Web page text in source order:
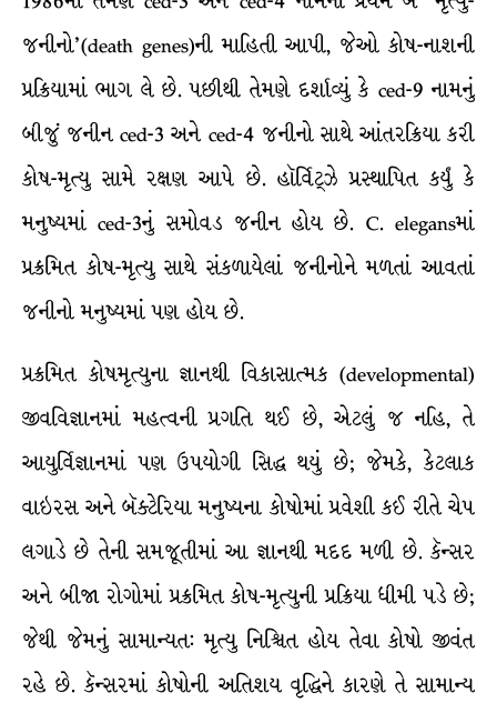
જનીનો’(death genes)ની માહિતી આપી, જેઓ કોષ-નાશની
પ્રક્રિયામાં ભાગ લે છે. પછીથી તેમણે દર્શાવ્યું કે ced-9 નામનું
બીજું જનીન ced-3 અને ced-4 જનીનો સાથે આંતરક્રિયા કરી
કોષ-મૃત્યુ સામે રક્ષણ આપે છે. હૉર્વિટ્ઝે પ્રસ્થાપિત કર્યું કે
મનુષ્યમાં ced-3નું સમોવડ જનીન હોય છે. C. elegansમાં
પ્રક્રમિત કોષ-મૃત્યુ સાથે સંકળાયેલાં જનીનોને મળતાં આવતાં
જનીનો મનુષ્યમાં પણ હોય છે.
પ્રક્રમિત કોષમૃત્યુના જ્ઞાનથી વિકાસાત્મક (developmental)
જીવવિજ્ઞાનમાં મહત્વની પ્રગતિ થઈ છે, એટલું જ નહિ, તે
આયુર્વિજ્ઞાનમાં પણ ઉપયોગી સિદ્ધ થયું છે; જેમકે, કેટલાક
વાઇરસ અને બૅક્ટેરિયા મનુષ્યના કોષોમાં પ્રવેશી કઈ રીતે ચેપ
લગાડે છે તેની સમજૂતીમાં આ જ્ઞાનથી મદદ મળી છે. કૅન્સર
અને બીજા રોગોમાં પ્રક્રમિત કોષ-મૃત્યુની પ્રક્રિયા ધીમી પડે છે;
જેથી જેમનું સામાન્યત: મૃત્યુ નિશ્ચિત હોય તેવા કોષો જીવંત
રહે છે. કૅન્સરમાં કોષોની અતિશય વૃદ્ધિને કારણે તે સામાન્ય